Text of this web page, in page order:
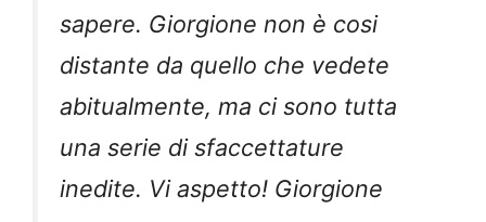
sapere. Giorgione non è cosi
distante da quello che vedete
abitualmente, ma ci sono tutta
una serie di sfaccettature
inedite. Vi aspetto! Giorgione